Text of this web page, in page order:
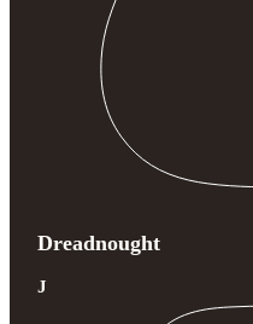
Dreadnought
J